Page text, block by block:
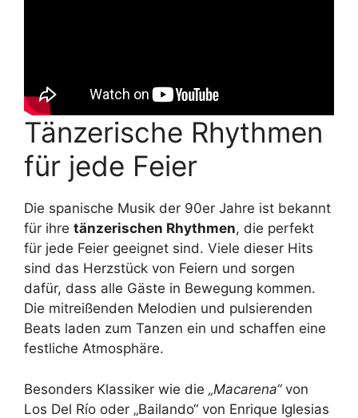
Tänzerische Rhythmen
für jede Feier
Die spanische Musik der 90er Jahre ist bekannt
für ihre tänzerischen Rhythmen, die perfekt
für jede Feier geeignet sind. Viele dieser Hits
sind das Herzstück von Feiern und sorgen
dafür, dass alle Gäste in Bewegung kommen.
Die mitreißenden Melodien und pulsierenden
Beats laden zum Tanzen ein und schaffen eine
festliche Atmosphäre.
Besonders Klassiker wie die „Macarena“von
Los Del Río oder „Bailando“ von Enrique Iglesias